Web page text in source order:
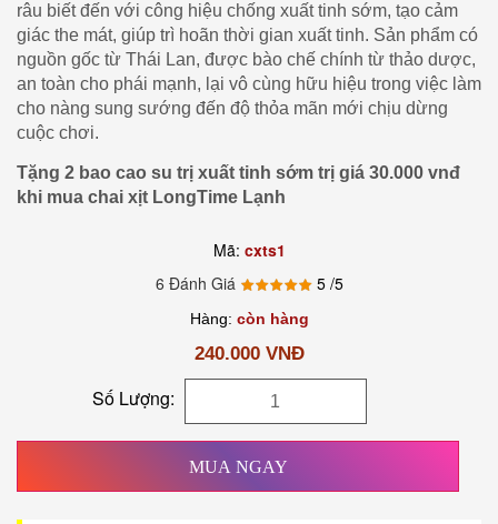
râu biết đến với công hiệu chống xuất tinh sớm, tạo cảm
giác the mát, giúp trì hoãn thời gian xuất tinh. Sản phẩm có
nguồn gốc từ Thái Lan, được bào chế chính từ thảo dược,
an toàn cho phái mạnh, lại vô cùng hữu hiệu trong việc làm
cho nàng sung sướng đến độ thỏa mãn mới chịu dừng
cuộc chơi.
Tặng 2 bao cao su trị xuất tinh sớm trị giá 30.000 vnđ
khi mua chai xịt LongTime Lạnh
Mã: cxts1
6 Đánh Giá
5 /5
Hàng: còn hàng
240.000 VNĐ
Số Lượng:
MUA NGAY